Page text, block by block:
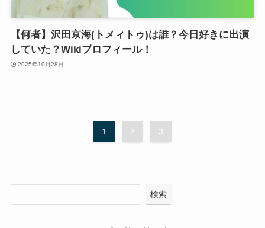
【何者】沢田京海(トメィトゥ)は誰？今日好きに出演
していた？Wikiプロフィール！
2025年10月28日
1 2 3
検索